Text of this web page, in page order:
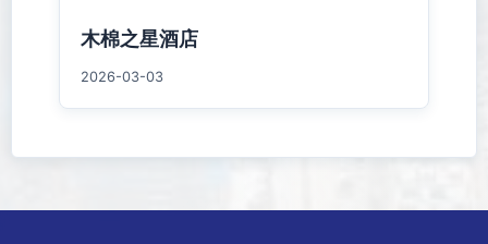
木棉之星酒店
2026-03-03